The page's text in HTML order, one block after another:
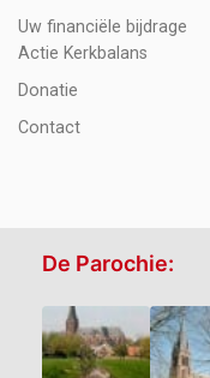
Uw financiële bijdrage
Actie Kerkbalans
Donatie
Contact
De Parochie: